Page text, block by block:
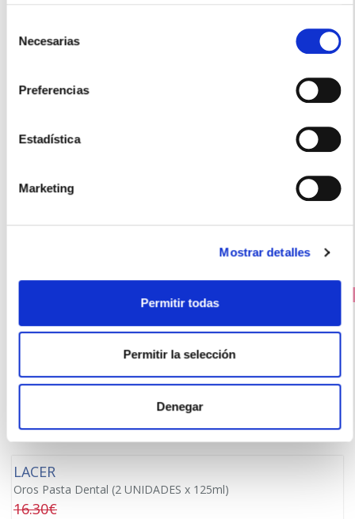
Necesarias
Preferencias
Estadística
Marketing
Mostrar detalles
Permitir todas
Permitir la selección
Denegar
12.80€
9,60€
LACER
Oros Pasta Dental (2 UNIDADES x 125ml)
16.30€